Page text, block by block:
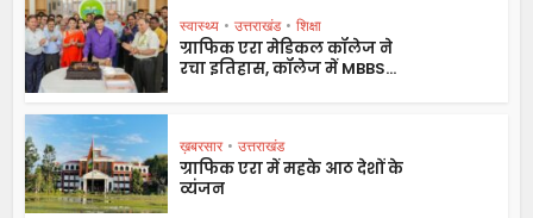
स्वास्थ्य • उत्तराखंड • शिक्षा
ग्राफिक एरा मेडिकल कॉलेज ने
रचा इतिहास, कॉलेज में MBBS...
ख़बरसार • उत्तराखंड
ग्राफिक एरा में महके आठ देशों के
व्यंजन